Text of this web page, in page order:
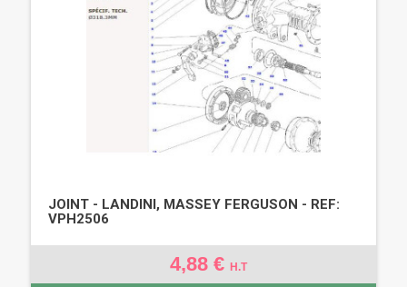
JOINT - LANDINI, MASSEY FERGUSON - REF:
VPH2506
4,88 € H.T